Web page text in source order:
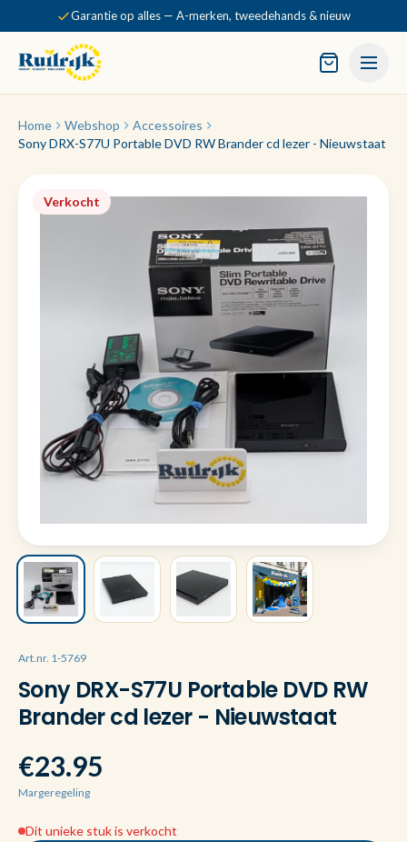
Garantie op alles — A-merken, tweedehands & nieuw
Home Webshop
Accessoires
Sony DRX-S77U Portable DVD RW Brander cd lezer - Nieuwstaat
Verkocht
Art.nr. 1-5769
Sony DRX-S77U Portable DVD RW
Brander cd lezer - Nieuwstaat
€23.95
Margeregeling
Dit unieke stuk is verkocht